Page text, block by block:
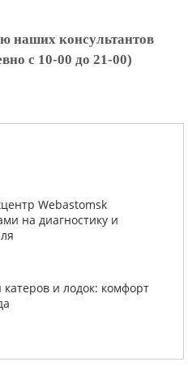
наших консультантов
с 10-00 до 21-00)
Webastomsk
на диагностику и
и лодок: комфорт